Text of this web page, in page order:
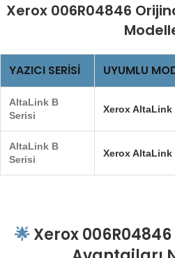
Xerox 006R04846
YAZICI SERISI UYUMLU
AltaLink B
Serisi
Xerox AltaLink
AltaLink B
Serisi
Xerox AltaLink
🌟Xerox